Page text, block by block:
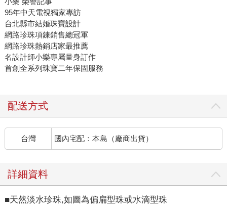
95年中天電視獨家專訪
台北縣市結婚珠寶設計
網路珍珠項鍊銷售總冠軍
網路珍珠熱銷店家最推薦
名設計師小樂專屬量身訂作
首創全系列珠寶二年保固服務
配送方式
台灣 國內宅配：本島（廠商出貨）
詳細資料
■天然淡水珍珠,如圖為偏扁型珠或水滴型珠